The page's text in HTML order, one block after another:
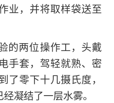
业，并将取样袋送至
的两位操作工，头戴
手套，驾轻就熟、密
了零下十几摄氏度，
凝结了一层水雾。